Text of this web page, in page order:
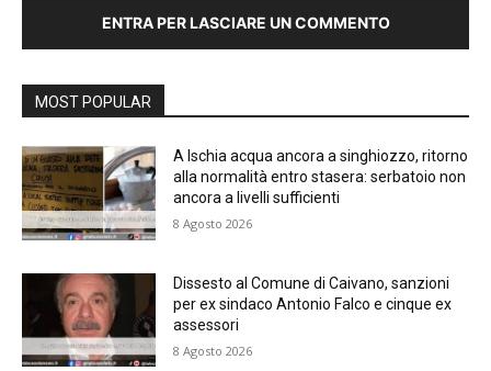
ENTRA PER LASCIARE UN COMMENTO
MOST POPULAR
A Ischia acqua ancora a singhiozzo, ritorno
alla normalità entro stasera: serbatoio non
ancora a livelli sufficienti
8 Agosto 2026
Dissesto al Comune di Caivano, sanzioni
per ex sindaco Antonio Falco e cinque ex
assessori
8 Agosto 2026